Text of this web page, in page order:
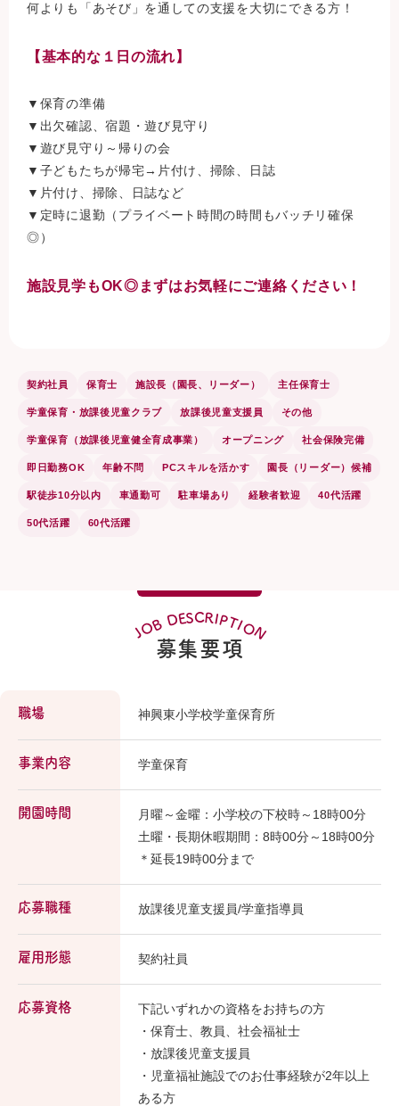
何よりも「あそび」を通しての支援を大切にできる方！
【基本的な１日の流れ】
▼保育の準備
▼出欠確認、宿題・遊び見守り
▼遊び見守り～帰りの会
▼子どもたちが帰宅→片付け、掃除、日誌
▼片付け、掃除、日誌など
▼定時に退勤（プライベート時間の時間もバッチリ確保
◎）
施設見学もOK◎まずはお気軽にご連絡ください！
契約社員 保育士 施設長（園長、リーダー） 主任保育士
学童保育・放課後児童クラブ 放課後児童支援員 その他
学童保育（放課後児童健全育成事業） オープニング 社会保険完備
即日勤務OK 年齢不問 PCスキルを活かす 園長（リーダー）候補
駅徒歩10分以内 車通勤可 駐車場あり 経験者歓迎 40代活躍
50代活躍 60代活躍
JOB DESCRIPTION
募集要項
職場 神興東小学校学童保育所
事業内容 学童保育
開園時間
月曜～金曜：小学校の下校時～18時00分
土曜・長期休暇期間：8時00分～18時00分
＊延長19時00分まで
応募職種 放課後児童支援員/学童指導員
雇用形態 契約社員
応募資格
下記いずれかの資格をお持ちの方
・保育士、教員、社会福祉士
・放課後児童支援員
・児童福祉施設でのお仕事経験が2年以上
ある方